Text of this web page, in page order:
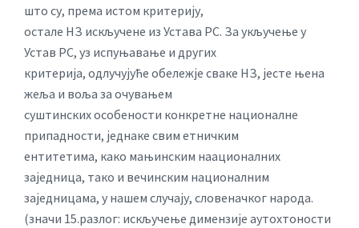
што су, према истом критерију,
остале НЗ искључене из Устава РС. За укључење у
Устав РС, уз испуњавање и других
критерија, одлучујуће обележје сваке НЗ, јесте њена
жеља и воља за очувањем
суштинских особености конкретне националне
припадности, једнаке свим етничким
ентитетима, како мањинским наационалних
заједница, тако и вечинским националним
заједницама, у нашем случају, словеначког народа.
(значи 15.разлог: искључење димензије аутохтоности